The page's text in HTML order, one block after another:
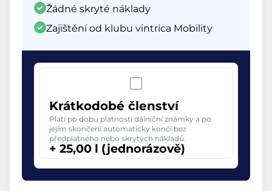
Žádné skryté náklady
Zajištění od klubu vintrica Mobility
Krátkodobé členství
Platí po dobu platnosti dálniční známky a po
jejím skončení automaticky končí bez
předplatného nebo skrytých nákladů.
+ 25,00 l (jednorázově)